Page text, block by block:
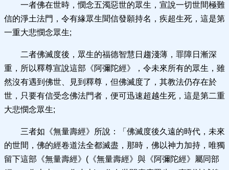
一者佛在世時，憫念五濁惡世的眾生，宣說一切世間極難
信的淨土法門，令有緣眾生聞信發願持名，疾超生死，這是第
一重大悲憫念眾生;
二者佛滅度後，眾生的福德智慧日趨淺薄，罪障日漸深
重，所以釋尊宣說這部《阿彌陀經》，令未來所有的眾生，雖
然沒有遇到佛世、見到釋尊，但佛滅度了，其教法仍存在於
世，只要有信受念佛法門者，便可迅速超越生死，這是第二重
大悲憫念眾生;
三者如《無量壽經》所說：「佛滅度後久遠的時代，未來
的世間，佛的經卷道法全都滅盡，那時，佛以神力加持，唯獨
留下這部《無量壽經》(《無量壽經》與《阿彌陀經》屬同部